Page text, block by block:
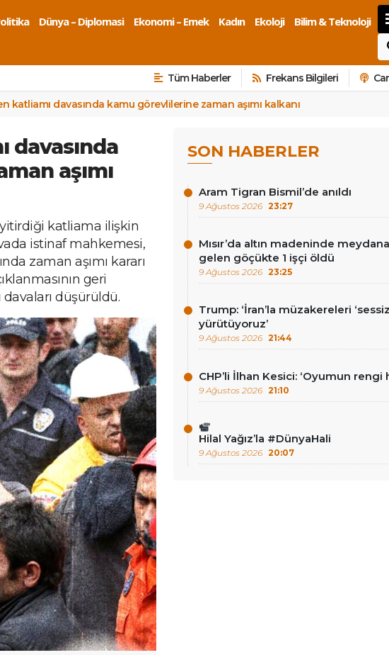
Dünya – Diplomasi Ekonomi – Emek Kadın Ekoloji
Bilim & Teknoloji
Tüm Haberler Frekans Bilgileri
katliamı davasında kamu görevlilerine zaman aşımı kalkanı
davasında
aşımı
yitirdiği katliama ilişkin
istinaf mahkemesi,
zaman aşımı kararı
geri
davaları düşürüldü.
SON HABERLER
Aram Tigran Bismil’de anıldı
9 Ağustos 2026 23:27
Mısır’da altın madeninde meydana
gelen göçükte 1 işçi öldü
9 Ağustos 2026 23:25
Trump: ‘İran’la müzakereleri
yürütüyoruz’
9 Ağustos 2026 21:44
CHP’li İlhan Kesici: ‘Oyumun rengi
9 Ağustos 2026 21:10
Hilal Yağız’la #DünyaHali
9 Ağustos 2026 20:07